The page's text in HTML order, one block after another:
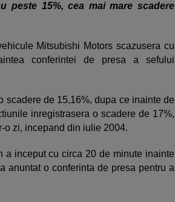
peste 15%, cea mai mare scadere
Mitsubishi Motors scazusera cu
conferintei de presa a sefului
scadere de 15,16%, dupa ce inainte de
inregistrasera o scadere de 17%,
o zi, incepand din iulie 2004.
a inceput cu circa 20 de minute inainte
anuntat o conferinta de presa pentru a